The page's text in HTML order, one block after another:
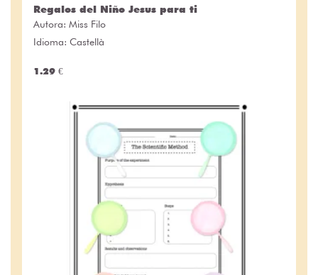
Regalos del Niño Jesus para ti
Autora: Miss Filo
Idioma: Castellà
1.29 €